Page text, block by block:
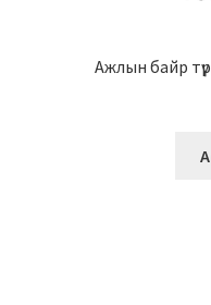
Ажлын байр